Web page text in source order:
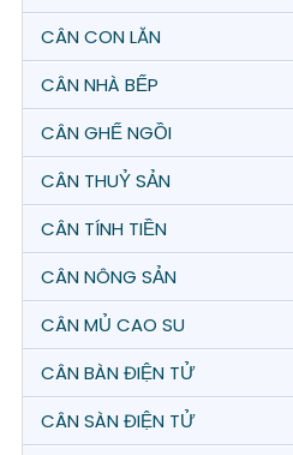
CÂN CON LĂN
CÂN NHÀ BẾP
CÂN GHẾ NGỒI
CÂN THUỶ SẢN
CÂN TÍNH TIỀN
CÂN NÔNG SẢN
CÂN MỦ CAO SU
CÂN BÀN ĐIỆN TỬ
CÂN SÀN ĐIỆN TỬ